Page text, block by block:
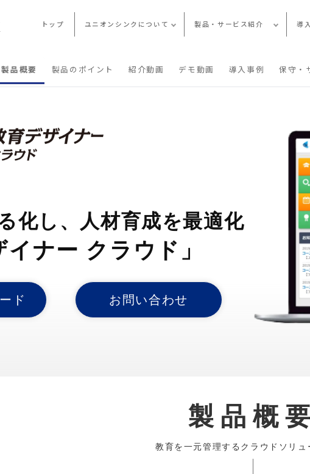
トップ ユニオンシンクについて 製品・サービス紹介 導
製品概要 製品のポイント 紹介動画 デモ動画 導入事例 保守・
化し、人材育成を最適化
イナー クラウド」
ド お問い合わせ
製品概要
教育を一元管理するクラウドソリュ